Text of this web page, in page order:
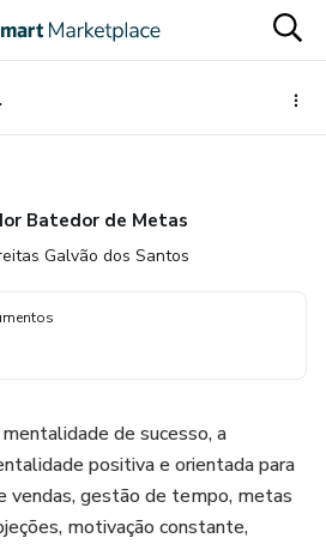
Batedor de Metas
Galvão dos Santos
de sucesso, a
positiva e orientada para
vendas, gestão de tempo, metas
motivação constante,